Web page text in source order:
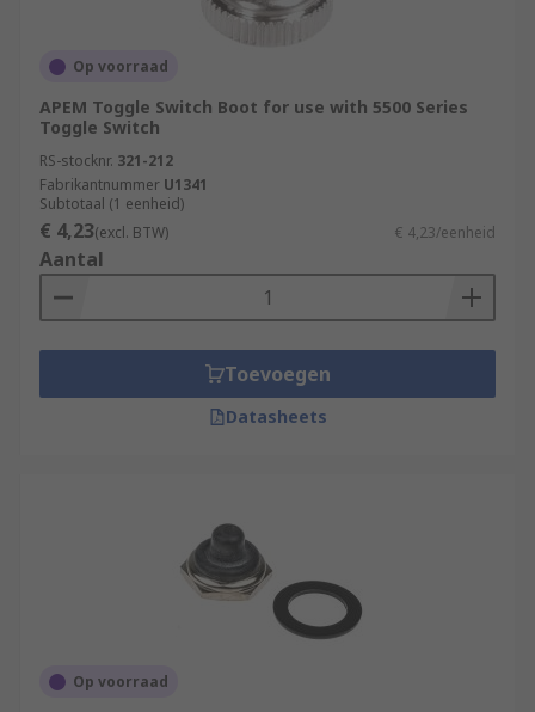
Op voorraad
APEM Toggle Switch Boot for use with 5500 Series
Toggle Switch
RS-stocknr. 321-212
Fabrikantnummer U1341
Subtotaal (1 eenheid)
€ 4,23(excl. BTW) € 4,23/eenheid
Aantal
Toevoegen
Datasheets
Op voorraad